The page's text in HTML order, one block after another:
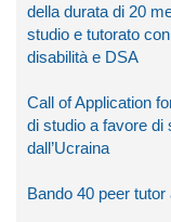
della durata di 20
studio e tutorato
disabilità e DSA
Call of Application
di studio a favore di
dall’Ucraina
Bando 40 peer tutor